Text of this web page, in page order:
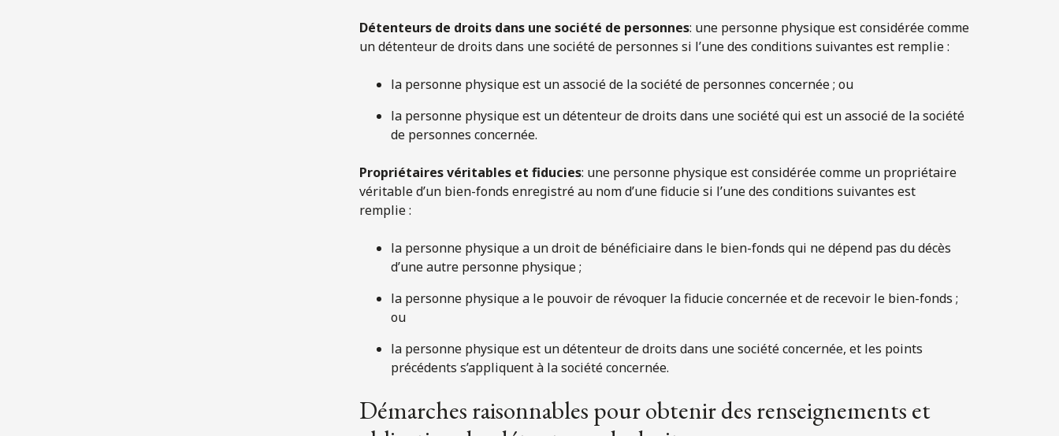
Détenteurs de droits dans une société de personnes: une personne physique est considérée comme
un détenteur de droits dans une société de personnes si l’une des conditions suivantes est remplie :
la personne physique est un associé de la société de personnes concernée ; ou
la personne physique est un détenteur de droits dans une société qui est un associé de la société
de personnes concernée.
Propriétaires véritables et fiducies: une personne physique est considérée comme un propriétaire
véritable d’un bien-fonds enregistré au nom d’une fiducie si l’une des conditions suivantes est
remplie :
la personne physique a un droit de bénéficiaire dans le bien-fonds qui ne dépend pas du décès
d’une autre personne physique ;
la personne physique a le pouvoir de révoquer la fiducie concernée et de recevoir le bien-fonds ;
ou
la personne physique est un détenteur de droits dans une société concernée, et les points
précédents s’appliquent à la société concernée.
Démarches raisonnables pour obtenir des renseignements et